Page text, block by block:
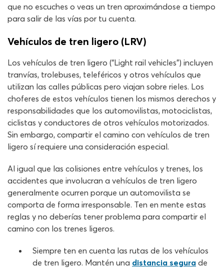
que no escuches o veas un tren aproximándose a tiempo
para salir de las vías por tu cuenta.
Vehículos de tren ligero (LRV)
Los vehículos de tren ligero (“Light rail vehicles”) incluyen
tranvías, trolebuses, teleféricos y otros vehículos que
utilizan las calles públicas pero viajan sobre rieles. Los
choferes de estos vehículos tienen los mismos derechos y
responsabilidades que los automovilistas, motociclistas,
ciclistas y conductores de otros vehículos motorizados.
Sin embargo, compartir el camino con vehículos de tren
ligero sí requiere una consideración especial.
Al igual que las colisiones entre vehículos y trenes, los
accidentes que involucran a vehículos de tren ligero
generalmente ocurren porque un automovilista se
comporta de forma irresponsable. Ten en mente estas
reglas y no deberías tener problema para compartir el
camino con los trenes ligeros.
Siempre ten en cuenta las rutas de los vehículos
de tren ligero. Mantén una distancia segura de